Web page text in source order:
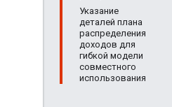
Указание
деталей плана
распределения
доходов для
гибкой модели
совместного
использования